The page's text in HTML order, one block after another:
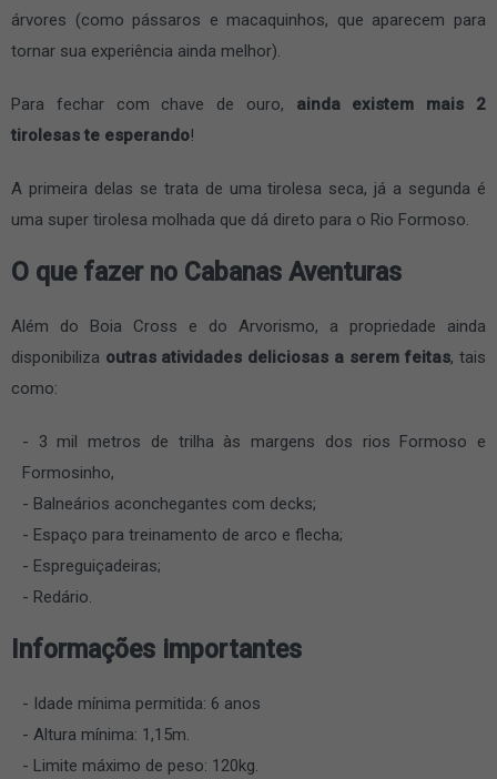
árvores (como pássaros e macaquinhos, que aparecem para
tornar sua experiência ainda melhor).
Para fechar com chave de ouro, ainda existem mais 2
tirolesas te esperando!
A primeira delas se trata de uma tirolesa seca, já a segunda é
uma super tirolesa molhada que dá direto para o Rio Formoso.
O que fazer no Cabanas Aventuras
Além do Boia Cross e do Arvorismo, a propriedade ainda
disponibiliza outras atividades deliciosas a serem feitas, tais
como:
3 mil metros de trilha às margens dos rios Formoso e
Formosinho,
Balneários aconchegantes com decks;
Espaço para treinamento de arco e flecha;
Espreguiçadeiras;
Redário.
Informações importantes
Idade mínima permitida: 6 anos
Altura mínima: 1,15m.
Limite máximo de peso: 120kg.